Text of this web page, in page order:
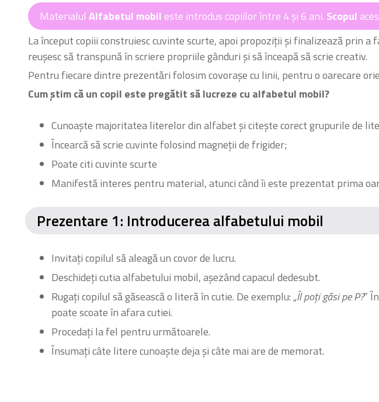
Materialul Alfabetul mobileste introdus copiilor între 4 și 6 ani. Scopul
La început copiii construiesc cuvinte scurte, apoi propoziții și finalizează prin
reușesc să transpună în scriere propriile gânduri și să înceapă să scrie creativ.
Pentru fiecare dintre prezentări folosim covorașe cu linii, pentru o oarecare
Cum știm că un copil este pregătit să lucreze cu alfabetul mobil?
Cunoaște majoritatea literelor din alfabet și citește corect grupurile de
Încearcă să scrie cuvinte folosind magneții de frigider;
Poate citi cuvinte scurte
Manifestă interes pentru material, atunci când îi este prezentat prima
Prezentare 1: Introducerea alfabetului mobil
Invitați copilul să aleagă un covor de lucru.
Deschideți cutia alfabetului mobil, așezând capacul dedesubt.
Rugați copilul să găsească o literă în cutie. De exemplu: „Îl poți găsi pe P?”
poate scoate în afara cutiei.
Procedați la fel pentru următoarele.
Însumați câte litere cunoaște deja și câte mai are de memorat.